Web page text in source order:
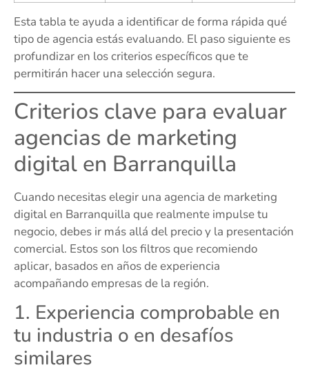
Esta tabla te ayuda a identificar de forma rápida qué
tipo de agencia estás evaluando. El paso siguiente es
profundizar en los criterios específicos que te
permitirán hacer una selección segura.
Criterios clave para evaluar
agencias de marketing
digital en Barranquilla
Cuando necesitas elegir una agencia de marketing
digital en Barranquilla que realmente impulse tu
negocio, debes ir más allá del precio y la presentación
comercial. Estos son los filtros que recomiendo
aplicar, basados en años de experiencia
acompañando empresas de la región.
1. Experiencia comprobable en
tu industria o en desafíos
similares